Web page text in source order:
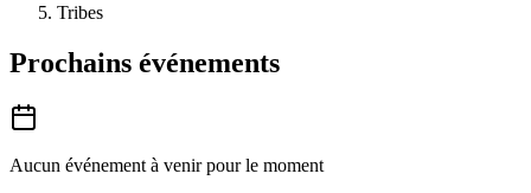
Tribes
Prochains événements
Aucun événement à venir pour le moment